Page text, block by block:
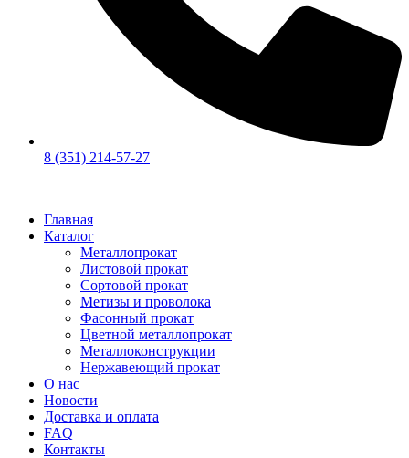
8 (351) 214-57-27
Главная
Каталог
Металлопрокат
Листовой прокат
Сортовой прокат
Метизы и проволока
Фасонный прокат
Цветной металлопрокат
Металлоконструкции
Нержавеющий прокат
О нас
Новости
Доставка и оплата
FAQ
Контакты